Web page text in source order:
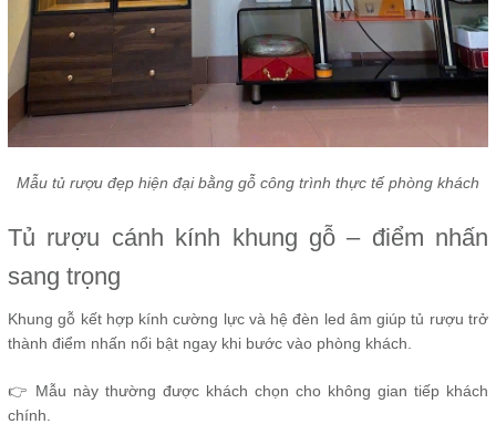
Mẫu tủ rượu đẹp hiện đại bằng gỗ công trình thực tế phòng khách
Tủ rượu cánh kính khung gỗ – điểm nhấn
sang trọng
Khung gỗ kết hợp kính cường lực và hệ đèn led âm giúp tủ rượu trở
thành điểm nhấn nổi bật ngay khi bước vào phòng khách.
👉 Mẫu này thường được khách chọn cho không gian tiếp khách
chính.